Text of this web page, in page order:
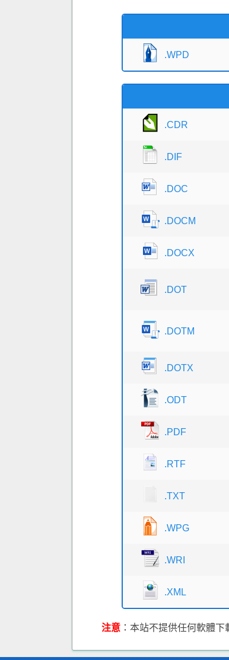
.WPD
.CDR
.DIF
.DOC
.DOCM
.DOCX
.DOT
.DOTM
.DOTX
.ODT
.PDF
.RTF
.TXT
.WPG
.WRI
.XML
注意 ：本站不提供任何軟體